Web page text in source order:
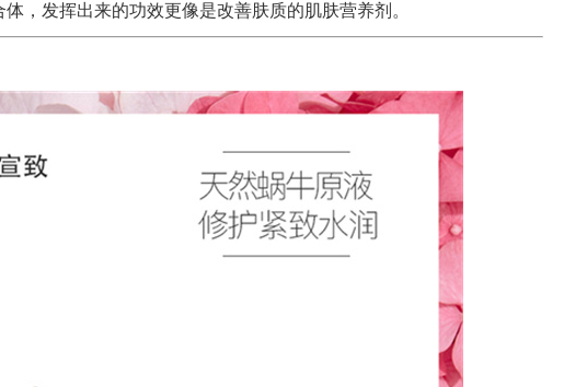
，发挥出来的功效更像是改善肤质的肌肤营养剂。